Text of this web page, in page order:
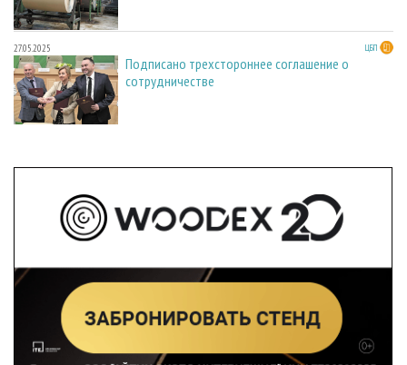
27.05.2025 ЦБП
Подписано трехстороннее соглашение о
сотрудничестве